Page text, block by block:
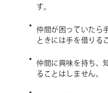
す。
仲間が困っていたら
ときには手を借りる
仲間に興味を持ち、
ることはしません。